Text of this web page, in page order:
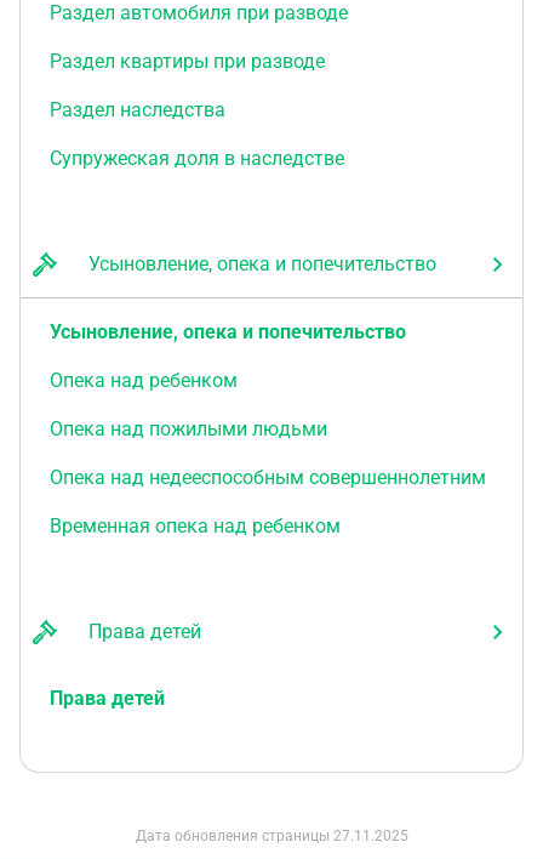
Раздел автомобиля при разводе
Раздел квартиры при разводе
Раздел наследства
Супружеская доля в наследстве
Усыновление, опека и попечительство
Усыновление, опека и попечительство
Опека над ребенком
Опека над пожилыми людьми
Опека над недееспособным совершеннолетним
Временная опека над ребенком
Права детей
Права детей
Дата обновления страницы 27.11.2025